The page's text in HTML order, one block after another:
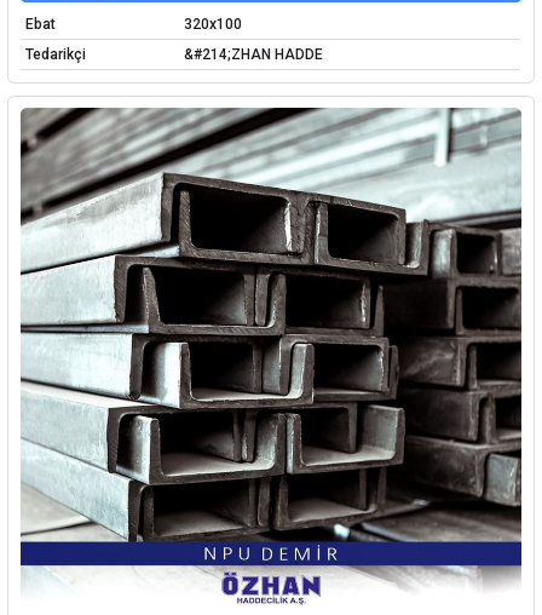
Ebat
320x100
Tedarikçi
&#214;ZHAN HADDE